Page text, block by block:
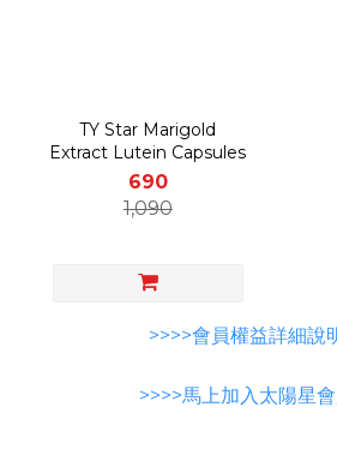
TY Star Marigold
Extract Lutein Capsules
690
1,090
>>>>會員權益詳細說
>>>>馬上加入太陽星